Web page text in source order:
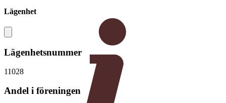
Lägenhet
Lägenhetsnummer
11028
Andel i föreningen